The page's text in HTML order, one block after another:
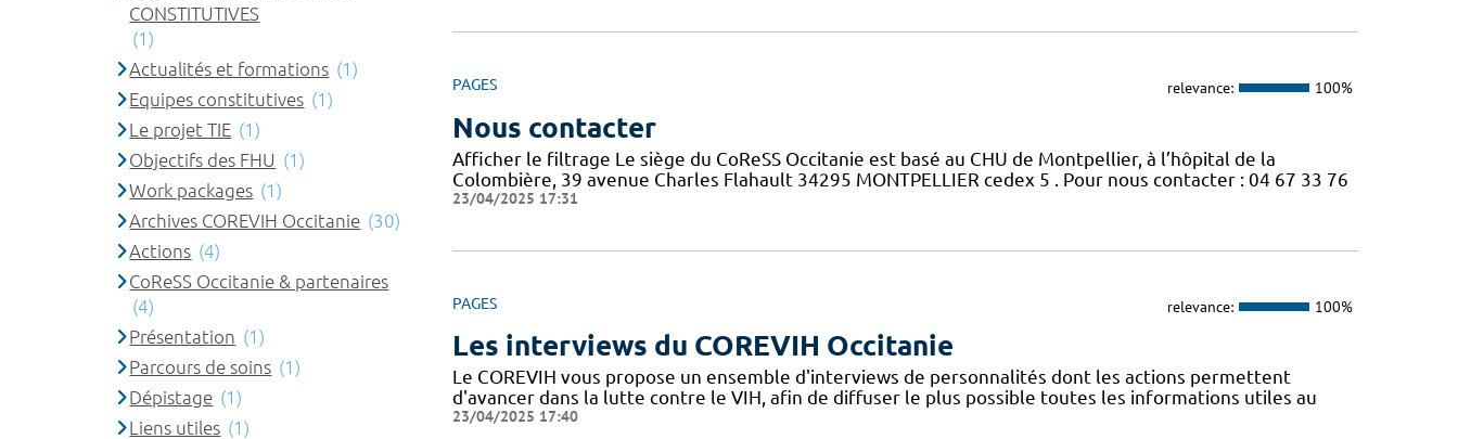
PAGES relevance: 100%
Nous contacter
Afficher le filtrage Le siège du CoReSS Occitanie est basé au CHU de Montpellier, à l’hôpital de la
Colombière, 39 avenue Charles Flahault 34295 MONTPELLIER cedex 5 . Pour nous contacter : 04 67 33 76
23/04/2025 17:31
PAGES relevance: 100%
Les interviews du COREVIH Occitanie
Le COREVIH vous propose un ensemble d'interviews de personnalités dont les actions permettent
d'avancer dans la lutte contre le VIH, afin de diffuser le plus possible toutes les informations utiles au
23/04/2025 17:40
CONSTITUTIVES
(1)
Actualités et formations (1)
Equipes constitutives (1)
Le projet TIE (1)
Objectifs des FHU (1)
Work packages (1)
Archives COREVIH Occitanie (30)
Actions (4)
CoReSS Occitanie & partenaires
(4)
Présentation (1)
Parcours de soins (1)
Dépistage (1)
Liens utiles (1)